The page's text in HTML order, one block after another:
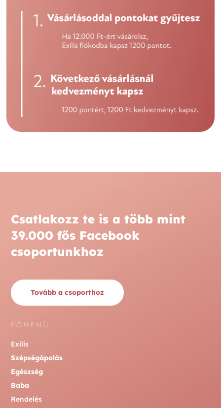
Csatlakozz te is a több mint
39.000 fős Facebook
csoportunkhoz
Tovább a csoporthoz
FŐMENÜ
Exilis
Szépségápolás
Egészség
Baba
Rendelés